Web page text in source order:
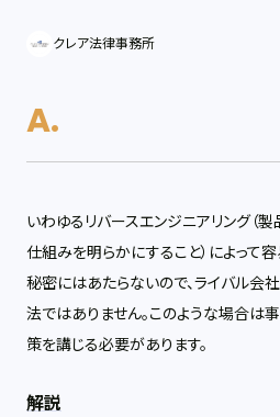
クレア法律事務所
いわゆるリバースエンジニアリング（
仕組みを明らかにすること）によって
秘密にはあたらないので、ライバル会
法ではありません。このような場合は
策を講じる必要があります。
解説